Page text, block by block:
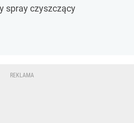
spray czyszczący